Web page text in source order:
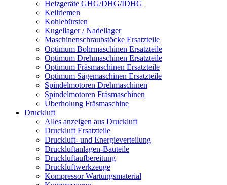
Heizgeräte GHG/DHG/IDHG
Keilriemen
Kohlebürsten
Kugellager / Nadellager
Maschinenschraubstöcke Ersatzteile
Optimum Bohrmaschinen Ersatzteile
Optimum Drehmaschinen Ersatzteile
Optimum Fräsmaschinen Ersatzteile
Optimum Sägemaschinen Ersatzteile
Spindelmotoren Drehmaschinen
Spindelmotoren Fräsmaschinen
Überholung Fräsmaschine
Druckluft
Alles anzeigen aus Druckluft
Druckluft Ersatzteile
Druckluft- und Energieverteilung
Druckluftanlagen-Bauteile
Druckluftaufbereitung
Druckluftwerkzeuge
Kompressor Wartungsmaterial